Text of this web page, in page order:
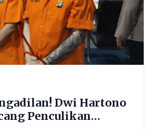
Dwi Hartono
Penculikan